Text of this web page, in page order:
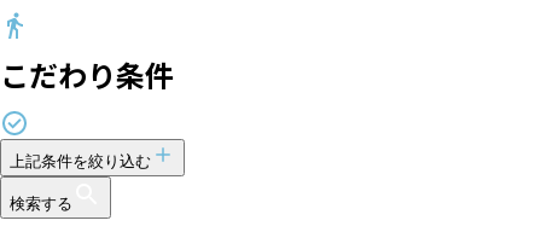
こだわり条件
上記条件を絞り込む
検索する